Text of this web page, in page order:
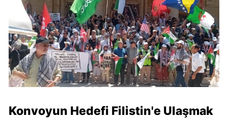
Konvoyun Hedefi Filistin'e Ulaşmak